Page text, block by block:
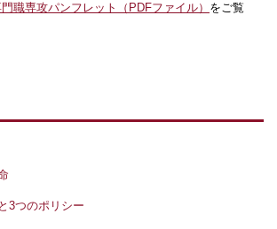
職専攻パンフレット（PDFファイル） をご覧
3つのポリシー